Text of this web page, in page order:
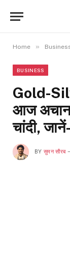
Home »
BUSINESS
Gold-
आज
चांदी,
BY सुमन सौरब